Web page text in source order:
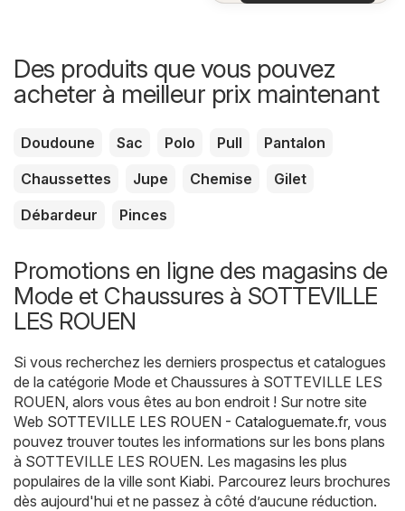
Des produits que vous pouvez
acheter à meilleur prix maintenant
Doudoune Sac Polo Pull
Pantalon
Chaussettes
Jupe Chemise
Gilet
Débardeur
Pinces
Promotions en ligne des magasins de
Mode et Chaussures à SOTTEVILLE
LES ROUEN
Si vous recherchez les derniers prospectus et catalogues
de la catégorie Mode et Chaussures à SOTTEVILLE LES
ROUEN, alors vous êtes au bon endroit ! Sur notre site
Web SOTTEVILLE LES ROUEN - Cataloguemate.fr, vous
pouvez trouver toutes les informations sur les bons plans
à SOTTEVILLE LES ROUEN. Les magasins les plus
populaires de la ville sont Kiabi. Parcourez leurs brochures
dès aujourd'hui et ne passez à côté d’aucune réduction.